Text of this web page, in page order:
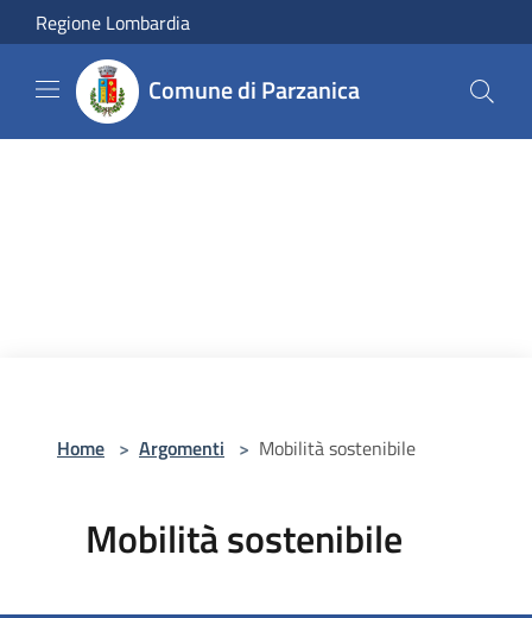
Salta al contenuto principale
Regione Lombardia
Comune di Parzanica
Home > Argomenti > Mobilità sostenibile
Mobilità sostenibile